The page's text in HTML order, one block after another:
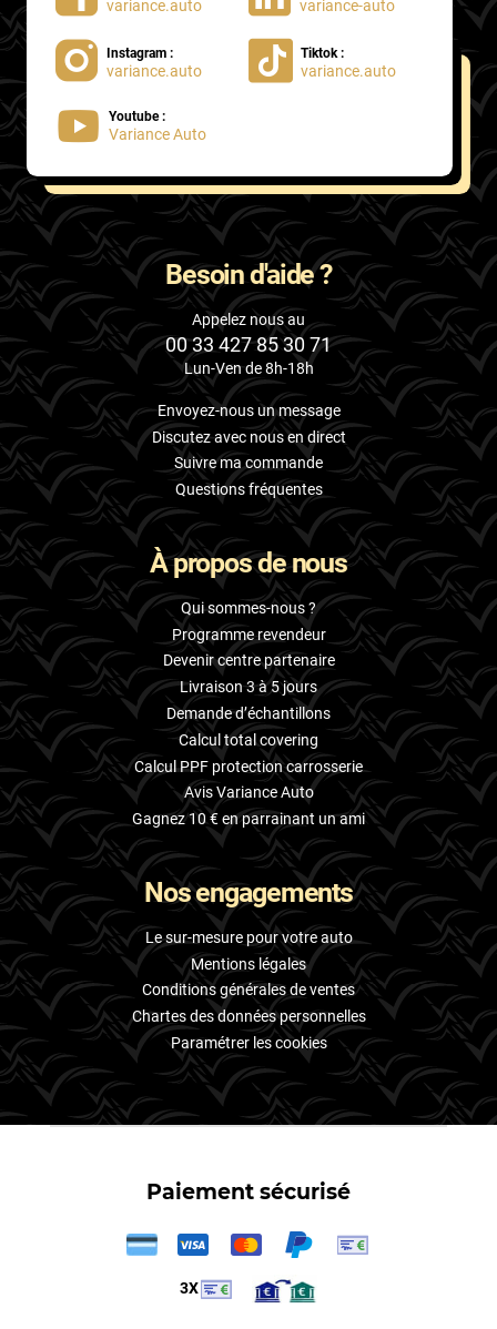
variance.auto variance-auto
Instagram :
variance.auto
Tiktok :
variance.auto
Youtube :
Variance Auto
Besoin d'aide ?
Appelez nous au
00 33 427 85 30 71
Lun-Ven de 8h-18h
Envoyez-nous un message
Discutez avec nous en direct
Suivre ma commande
Questions fréquentes
À propos de nous
Qui sommes-nous ?
Programme revendeur
Devenir centre partenaire
Livraison 3 à 5 jours
Demande d’échantillons
Calcul total covering
Calcul PPF protection carrosserie
Avis Variance Auto
Gagnez 10 € en parrainant un ami
Nos engagements
Le sur-mesure pour votre auto
Mentions légales
Conditions générales de ventes
Chartes des données personnelles
Paramétrer les cookies
Paiement sécurisé
3X